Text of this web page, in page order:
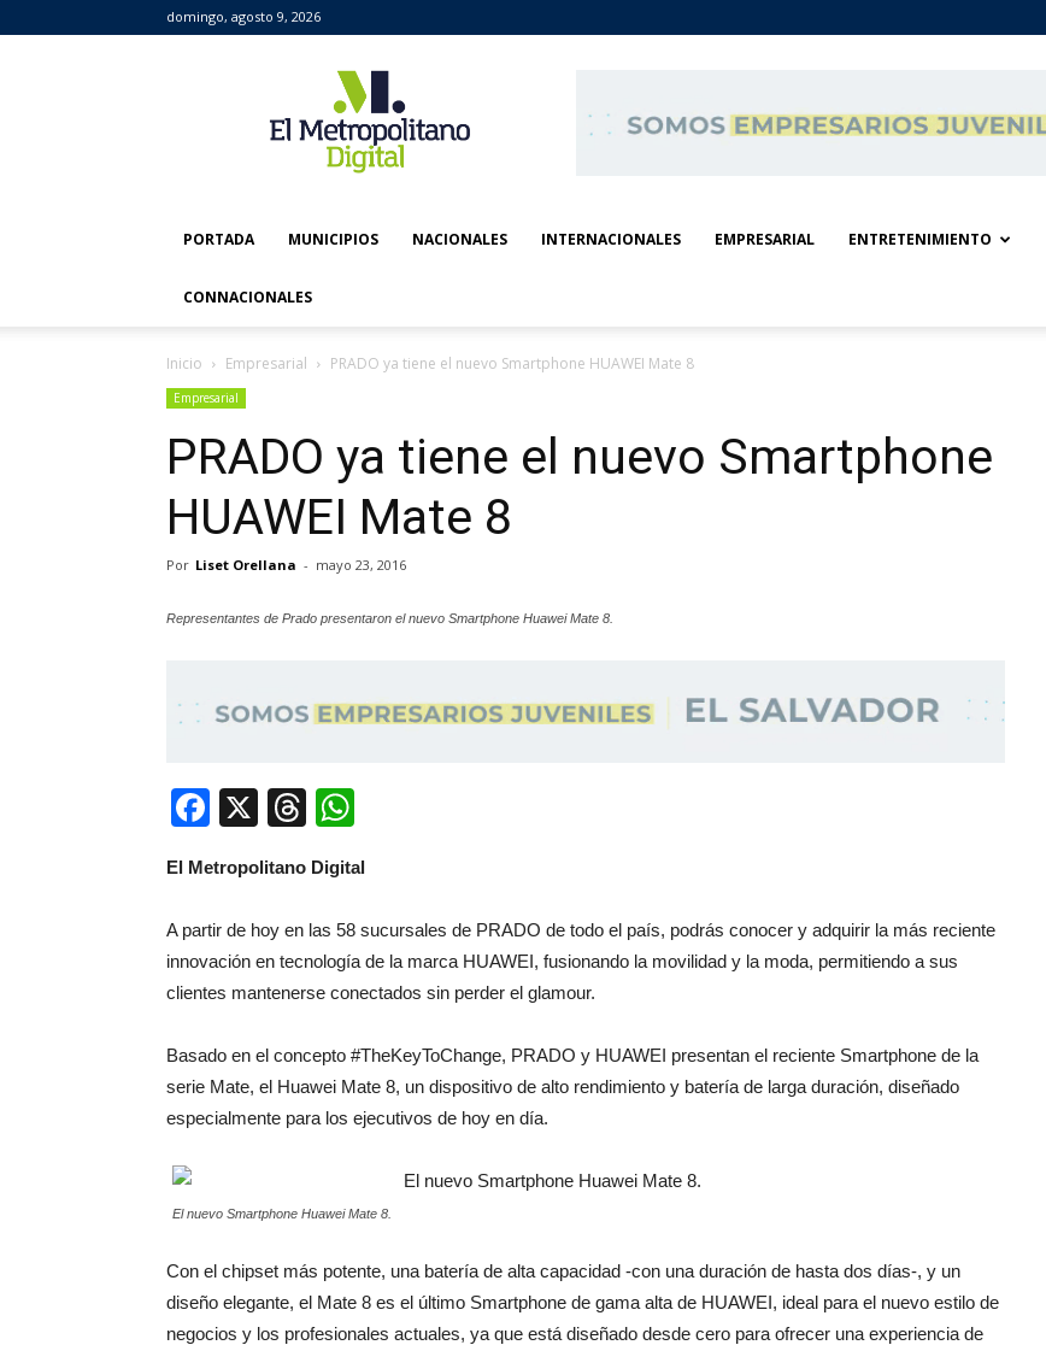
domingo, agosto 9, 2026
Metropolitano
Digital
PORTADA MUNICIPIOS NACIONALES INTERNACIONALES EMPRESARIAL ENTRETENIMIENTO
CONNACIONALES
Inicio Empresarial PRADO ya tiene el nuevo Smartphone HUAWEI Mate 8
Empresarial
PRADO ya tiene el nuevo Smartphone
HUAWEI Mate 8
Por Liset Orellana - mayo 23, 2016
Representantes de Prado presentaron el nuevo Smartphone Huawei Mate 8.
Facebook
X Threads
El Metropolitano Digital
A partir de hoy en las 58 sucursales de PRADO de todo el país, podrás conocer y adquirir la más reciente
innovación en tecnología de la marca HUAWEI, fusionando la movilidad y la moda, permitiendo a sus
clientes mantenerse conectados sin perder el glamour.
Basado en el concepto #TheKeyToChange, PRADO y HUAWEI presentan el reciente Smartphone de la
serie Mate, el Huawei Mate 8, un dispositivo de alto rendimiento y batería de larga duración, diseñado
especialmente para los ejecutivos de hoy en día.
El nuevo Smartphone Huawei Mate 8.
Con el chipset más potente, una batería de alta capacidad -con una duración de hasta dos días-, y un
diseño elegante, el Mate 8 es el último Smartphone de gama alta de HUAWEI, ideal para el nuevo estilo de
negocios y los profesionales actuales, ya que está diseñado desde cero para ofrecer una experiencia de